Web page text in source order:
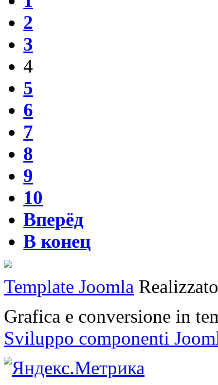
2
3
4
5
6
7
8
9
10
Вперёд
В конец
Template Joomla
Grafica e conversione in
Sviluppo componenti